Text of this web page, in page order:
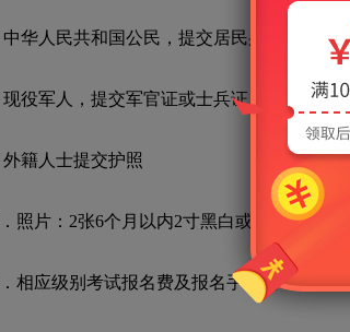
中华人民共和国公民，提交居民身份证
现役军人，提交军官证或士兵证
外籍人士提交护照
． 照片： 2张6个月以内2寸黑白或彩色免冠照片
． 相应级别考试报名费及报名手续费